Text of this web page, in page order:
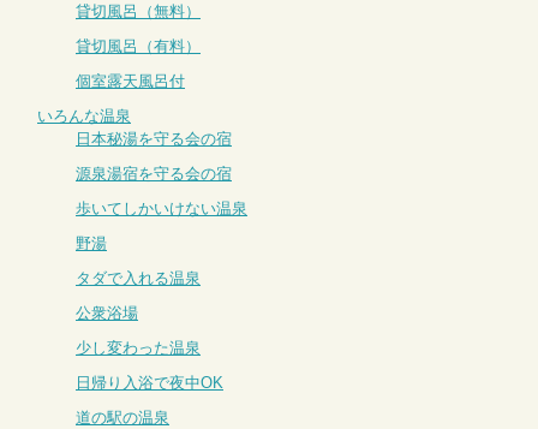
貸切風呂（無料）
貸切風呂（有料）
個室露天風呂付
いろんな温泉
日本秘湯を守る会の宿
源泉湯宿を守る会の宿
歩いてしかいけない温泉
野湯
タダで入れる温泉
公衆浴場
少し変わった温泉
日帰り入浴で夜中OK
道の駅の温泉